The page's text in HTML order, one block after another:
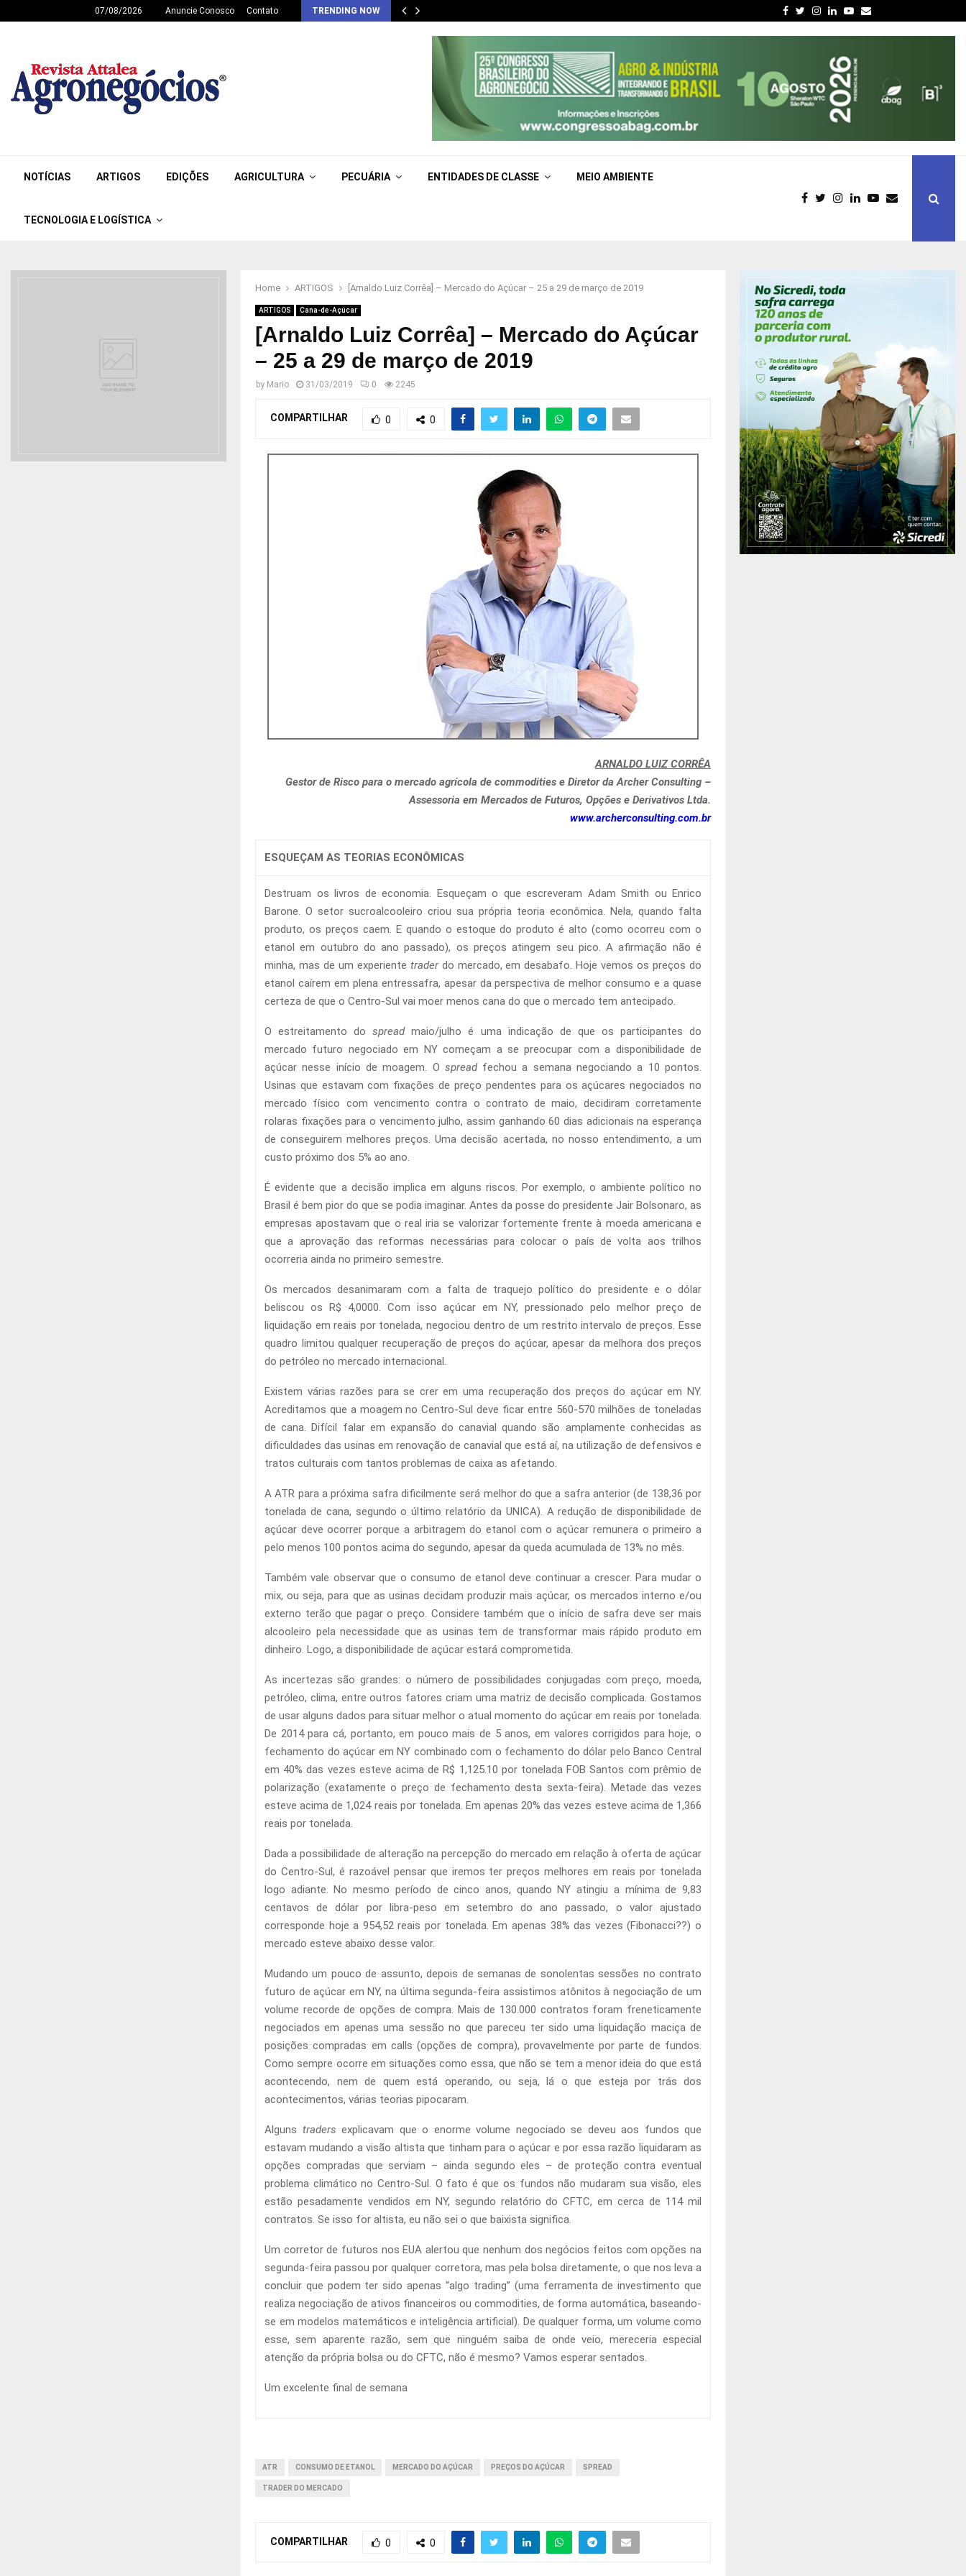
07/08/2026 Anuncie Conosco Contato TRENDING NOW Facebook
Twitter
Instagram
LinkedinYoutube
Email
NOTÍCIAS ARTIGOS EDIÇÕES AGRICULTURA PECUÁRIA ENTIDADES DE CLASSE MEIO AMBIENTE
TECNOLOGIA E LOGÍSTICA
Home ARTIGOS [Arnaldo Luiz Corrêa] – Mercado do Açúcar – 25 a 29 de março de 2019
ARTIGOS Cana-de-Açúcar
[Arnaldo Luiz Corrêa] – Mercado do Açúcar
– 25 a 29 de março de 2019
by Mario 31/03/2019 0 2245
COMPARTILHAR 0 0
ARNALDO LUIZ CORRÊA
Gestor de Risco para o mercado agrícola de commodities e Diretor da Archer Consulting –
Assessoria em Mercados de Futuros, Opções e Derivativos Ltda.
www.archerconsulting.com.br
ESQUEÇAM AS TEORIAS ECONÔMICAS
Destruam os livros de economia. Esqueçam o que escreveram Adam Smith ou Enrico
Barone. O setor sucroalcooleiro criou sua própria teoria econômica. Nela, quando falta
produto, os preços caem. E quando o estoque do produto é alto (como ocorreu com o
etanol em outubro do ano passado), os preços atingem seu pico. A afirmação não é
minha, mas de um experiente traderdo mercado, em desabafo. Hoje vemos os preços do
etanol caírem em plena entressafra, apesar da perspectiva de melhor consumo e a quase
certeza de que o Centro-Sul vai moer menos cana do que o mercado tem antecipado.
O estreitamento dospreadmaio/julho é uma indicação de que os participantes do
mercado futuro negociado em NY começam a se preocupar com a disponibilidade de
açúcar nesse início de moagem. O spreadfechou a semana negociando a 10 pontos.
Usinas que estavam com fixações de preço pendentes para os açúcares negociados no
mercado físico com vencimento contra o contrato de maio, decidiram corretamente
rolaras fixações para o vencimento julho, assim ganhando 60 dias adicionais na esperança
de conseguirem melhores preços. Uma decisão acertada, no nosso entendimento, a um
custo próximo dos 5% ao ano.
É evidente que a decisão implica em alguns riscos. Por exemplo, o ambiente político no
Brasil é bem pior do que se podia imaginar. Antes da posse do presidente Jair Bolsonaro, as
empresas apostavam que o real iria se valorizar fortemente frente à moeda americana e
que a aprovação das reformas necessárias para colocar o país de volta aos trilhos
ocorreria ainda no primeiro semestre.
Os mercados desanimaram com a falta de traquejo político do presidente e o dólar
beliscou os R$ 4,0000. Com isso açúcar em NY, pressionado pelo melhor preço de
liquidação em reais por tonelada, negociou dentro de um restrito intervalo de preços. Esse
quadro limitou qualquer recuperação de preços do açúcar, apesar da melhora dos preços
do petróleo no mercado internacional.
Existem várias razões para se crer em uma recuperação dos preços do açúcar em NY.
Acreditamos que a moagem no Centro-Sul deve ficar entre 560-570 milhões de toneladas
de cana. Difícil falar em expansão do canavial quando são amplamente conhecidas as
dificuldades das usinas em renovação de canavial que está aí, na utilização de defensivos e
tratos culturais com tantos problemas de caixa as afetando.
A ATR para a próxima safra dificilmente será melhor do que a safra anterior (de 138,36 por
tonelada de cana, segundo o último relatório da UNICA). A redução de disponibilidade de
açúcar deve ocorrer porque a arbitragem do etanol com o açúcar remunera o primeiro a
pelo menos 100 pontos acima do segundo, apesar da queda acumulada de 13% no mês.
Também vale observar que o consumo de etanol deve continuar a crescer. Para mudar o
mix, ou seja, para que as usinas decidam produzir mais açúcar, os mercados interno e/ou
externo terão que pagar o preço. Considere também que o início de safra deve ser mais
alcooleiro pela necessidade que as usinas tem de transformar mais rápido produto em
dinheiro. Logo, a disponibilidade de açúcar estará comprometida.
As incertezas são grandes: o número de possibilidades conjugadas com preço, moeda,
petróleo, clima, entre outros fatores criam uma matriz de decisão complicada. Gostamos
de usar alguns dados para situar melhor o atual momento do açúcar em reais por tonelada.
De 2014 para cá, portanto, em pouco mais de 5 anos, em valores corrigidos para hoje, o
fechamento do açúcar em NY combinado com o fechamento do dólar pelo Banco Central
em 40% das vezes esteve acima de R$ 1,125.10 por tonelada FOB Santos com prêmio de
polarização (exatamente o preço de fechamento desta sexta-feira). Metade das vezes
esteve acima de 1,024 reais por tonelada. Em apenas 20% das vezes esteve acima de 1,366
reais por tonelada.
Dada a possibilidade de alteração na percepção do mercado em relação à oferta de açúcar
do Centro-Sul, é razoável pensar que iremos ter preços melhores em reais por tonelada
logo adiante. No mesmo período de cinco anos, quando NY atingiu a mínima de 9,83
centavos de dólar por libra-peso em setembro do ano passado, o valor ajustado
corresponde hoje a 954,52 reais por tonelada. Em apenas 38% das vezes (Fibonacci??) o
mercado esteve abaixo desse valor.
Mudando um pouco de assunto, depois de semanas de sonolentas sessões no contrato
futuro de açúcar em NY, na última segunda-feira assistimos atônitos à negociação de um
volume recorde de opções de compra. Mais de 130.000 contratos foram freneticamente
negociados em apenas uma sessão no que pareceu ter sido uma liquidação maciça de
posições compradas em calls (opções de compra), provavelmente por parte de fundos.
Como sempre ocorre em situações como essa, que não se tem a menor ideia do que está
acontecendo, nem de quem está operando, ou seja, lá o que esteja por trás dos
acontecimentos, várias teorias pipocaram.
Alguns traders explicavam que o enorme volume negociado se deveu aos fundos que
estavam mudando a visão altista que tinham para o açúcar e por essa razão liquidaram as
opções compradas que serviam – ainda segundo eles – de proteção contra eventual
problema climático no Centro-Sul. O fato é que os fundos não mudaram sua visão, eles
estão pesadamente vendidos em NY, segundo relatório do CFTC, em cerca de 114 mil
contratos. Se isso for altista, eu não sei o que baixista significa.
Um corretor de futuros nos EUA alertou que nenhum dos negócios feitos com opções na
segunda-feira passou por qualquer corretora, mas pela bolsa diretamente, o que nos leva a
concluir que podem ter sido apenas “algo trading” (uma ferramenta de investimento que
realiza negociação de ativos financeiros ou commodities, de forma automática, baseando-
se em modelos matemáticos e inteligência artificial). De qualquer forma, um volume como
esse, sem aparente razão, sem que ninguém saiba de onde veio, mereceria especial
atenção da própria bolsa ou do CFTC, não é mesmo? Vamos esperar sentados.
Um excelente final de semana
ATR CONSUMO DE ETANOL MERCADO DO AÇÚCAR PREÇOS DO AÇÚCAR SPREAD
TRADER DO MERCADO
COMPARTILHAR 0 0